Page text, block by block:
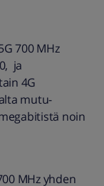
700 MHz
ja
4G
mutu-
noin
MHz yhden